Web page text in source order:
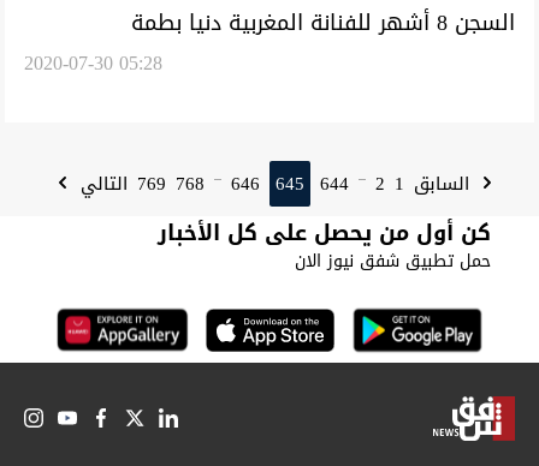
السجن 8 أشهر للفنانة المغربية دنيا بطمة
2020-07-30 05:28
السابق 1
2
...
644
645
646
...
768
769 التالي
كن أول من يحصل على كل الأخبار
حمل تطبيق شفق نيوز الان